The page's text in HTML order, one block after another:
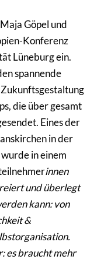
Göpel und
Konferenz
Lüneburg ein.
spannende
die über gesamt
Eines der
in der
in einem
innen
und überlegt
kann: von
&
es braucht mehr